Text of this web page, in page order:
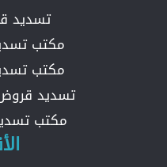
تسديد
مكتب
مكتب
تسديد قروض
مكتب